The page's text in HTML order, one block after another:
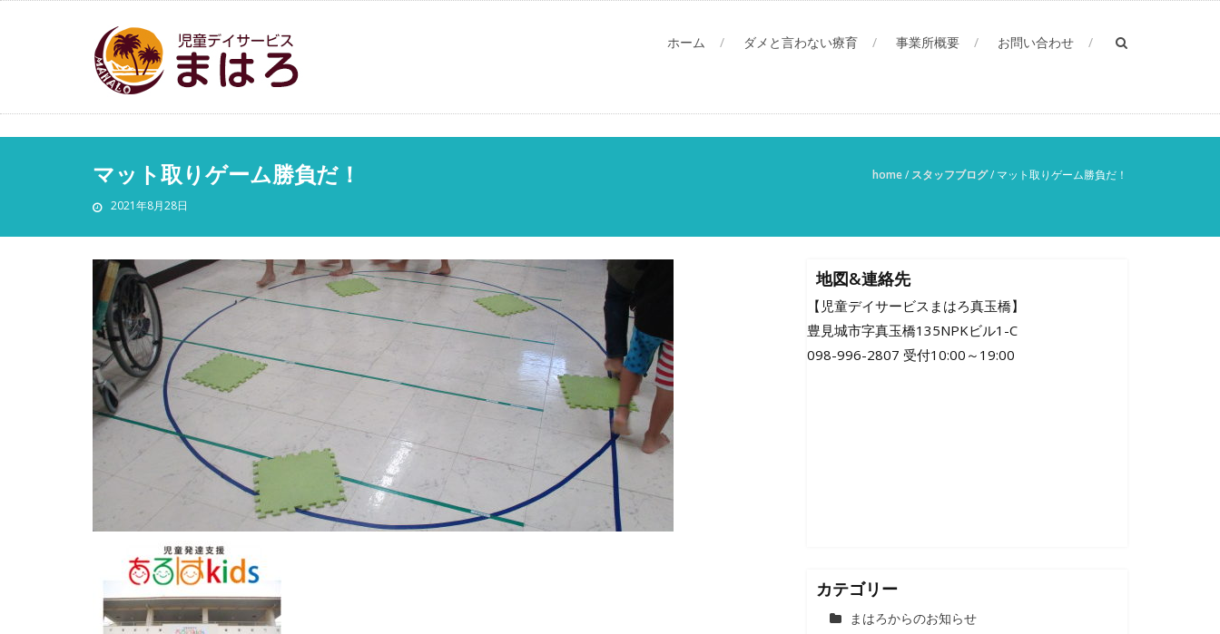
ホーム ダメと言わない療育 事業所概要 お問い合わせ
マット取りゲーム勝負だ！
2021年8月28日
home/ スタッフブログ/ マット取りゲーム勝負だ！
地図&連絡先
【児童デイサービスまはろ真玉橋】
豊見城市字真玉橋135NPKビル1-C
098-996-2807 受付10:00～19:00
カテゴリー
まはろからのお知らせ